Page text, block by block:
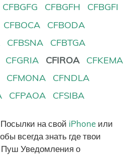
CFBGFG CFBGFH
CFBGFI
CFBOCA
CFBODA
CFBSNA
CFBTGA
CFGRIA CFIROA
CFKEMA
CFMONA
CFNDLA
CFPAOA CFSIBA
на свой iPhone или
всегда знать где твои
Пуш Уведомления о